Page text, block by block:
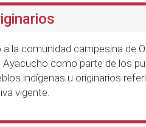
la comunidad campesina de
como parte de los
indígenas u originarios
vigente.